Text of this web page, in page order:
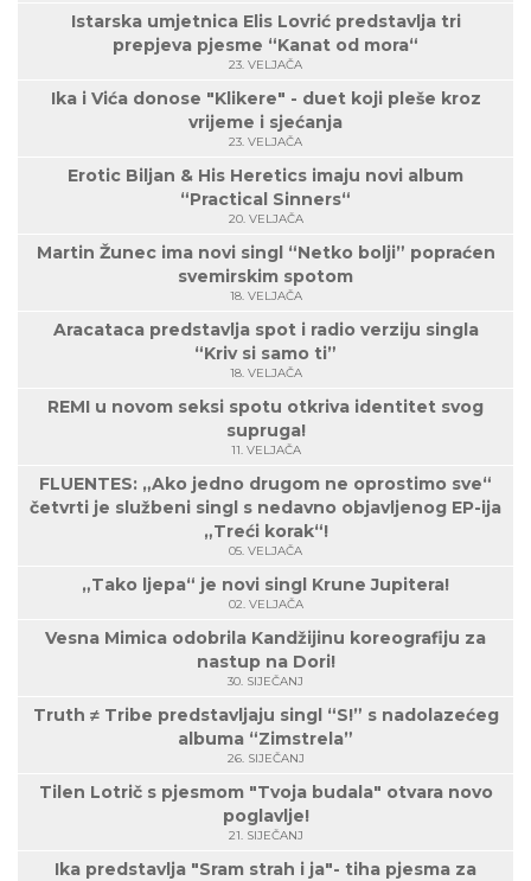
Istarska umjetnica Elis Lovrić predstavlja tri
prepjeva pjesme “Kanat od mora“
23. VELJAČA
Ika i Vića donose "Klikere" - duet koji pleše kroz
vrijeme i sjećanja
23. VELJAČA
Erotic Biljan & His Heretics imaju novi album
“Practical Sinners“
20. VELJAČA
Martin Žunec ima novi singl “Netko bolji” popraćen
svemirskim spotom
18. VELJAČA
Aracataca predstavlja spot i radio verziju singla
“Kriv si samo ti”
18. VELJAČA
REMI u novom seksi spotu otkriva identitet svog
supruga!
11. VELJAČA
FLUENTES: „Ako jedno drugom ne oprostimo sve“
četvrti je službeni singl s nedavno objavljenog EP-ija
„Treći korak“!
05. VELJAČA
„Tako ljepa“ je novi singl Krune Jupitera!
02. VELJAČA
Vesna Mimica odobrila Kandžijinu koreografiju za
nastup na Dori!
30. SIJEČANJ
Truth ≠ Tribe predstavljaju singl “S!” s nadolazećeg
albuma “Zimstrela”
26. SIJEČANJ
Tilen Lotrič s pjesmom "Tvoja budala" otvara novo
poglavlje!
21. SIJEČANJ
Ika predstavlja "Sram strah i ja"- tiha pjesma za